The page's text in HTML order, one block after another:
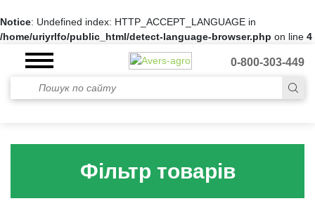
Notice: Undefined index: HTTP_ACCEPT_LANGUAGE in
/home/uriyrlfo/public_html/detect-language-browser.php on line 4
0-800-303-449
Фільтр товарів